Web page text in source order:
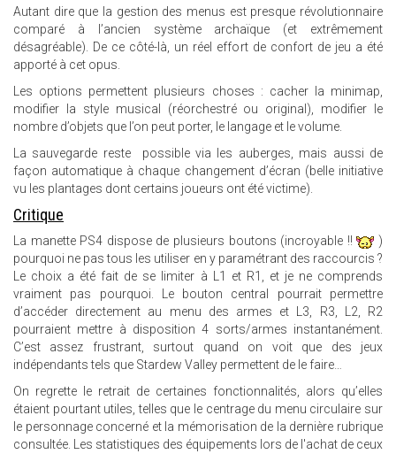
Autant dire que la gestion des menus est presque révolutionnaire
comparé à l’ancien système archaïque (et extrêmement
désagréable). De ce côté-là, un réel effort de confort de jeu a été
apporté à cet opus.
Les options permettent plusieurs choses : cacher la minimap,
modifier la style musical (réorchestré ou original), modifier le
nombre d’objets que l’on peut porter, le langage et le volume.
La sauvegarde reste possible via les auberges, mais aussi de
façon automatique à chaque changement d’écran (belle initiative
vu les plantages dont certains joueurs ont été victime).
Critique
La manette PS4 dispose de plusieurs boutons (incroyable !!
)
pourquoi ne pas tous les utiliser en y paramétrant des raccourcis ?
Le choix a été fait de se limiter à L1 et R1, et je ne comprends
vraiment pas pourquoi. Le bouton central pourrait permettre
d’accéder directement au menu des armes et L3, R3, L2, R2
pourraient mettre à disposition 4 sorts/armes instantanément.
C’est assez frustrant, surtout quand on voit que des jeux
indépendants tels que Stardew Valley permettent de le faire…
On regrette le retrait de certaines fonctionnalités, alors qu’elles
étaient pourtant utiles, telles que le centrage du menu circulaire sur
le personnage concerné et la mémorisation de la dernière rubrique
consultée. Les statistiques des équipements lors de l'achat de ceux